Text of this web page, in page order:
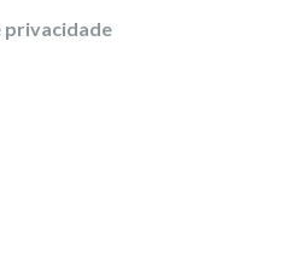
privacidade